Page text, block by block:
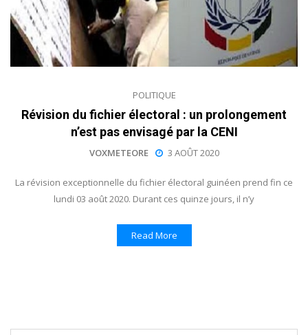
POLITIQUE
Révision du fichier électoral : un prolongement
n’est pas envisagé par la CENI
VOXMETEORE 3 AOÛT 2020
La révision exceptionnelle du fichier électoral guinéen prend fin ce
lundi 03 août 2020. Durant ces quinze jours, il n’y
Read More